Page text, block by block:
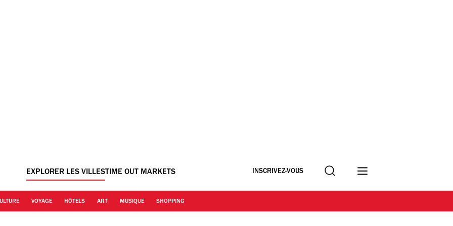
EXPLORER LES VILLESTIME OUT MARKETS INSCRIVEZ-VOUS Recherche
VOYAGE HÔTELS ART MUSIQUE SHOPPING